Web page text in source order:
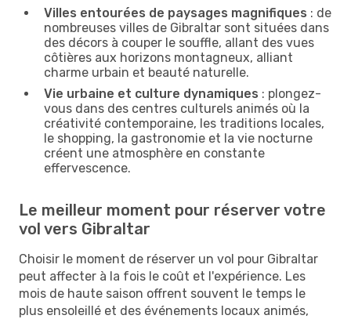
Villes entourées de paysages magnifiques : de
nombreuses villes de Gibraltar sont situées dans
des décors à couper le souffle, allant des vues
côtières aux horizons montagneux, alliant
charme urbain et beauté naturelle.
Vie urbaine et culture dynamiques : plongez-
vous dans des centres culturels animés où la
créativité contemporaine, les traditions locales,
le shopping, la gastronomie et la vie nocturne
créent une atmosphère en constante
effervescence.
Le meilleur moment pour réserver votre
vol vers Gibraltar
Choisir le moment de réserver un vol pour Gibraltar
peut affecter à la fois le coût et l'expérience. Les
mois de haute saison offrent souvent le temps le
plus ensoleillé et des événements locaux animés,